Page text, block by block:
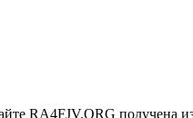
RA4FJV.ORG получена